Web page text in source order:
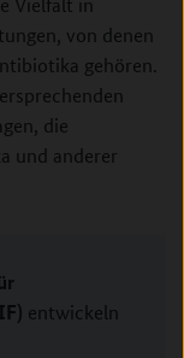
von denen
gehören.
die
und anderer
entwickeln